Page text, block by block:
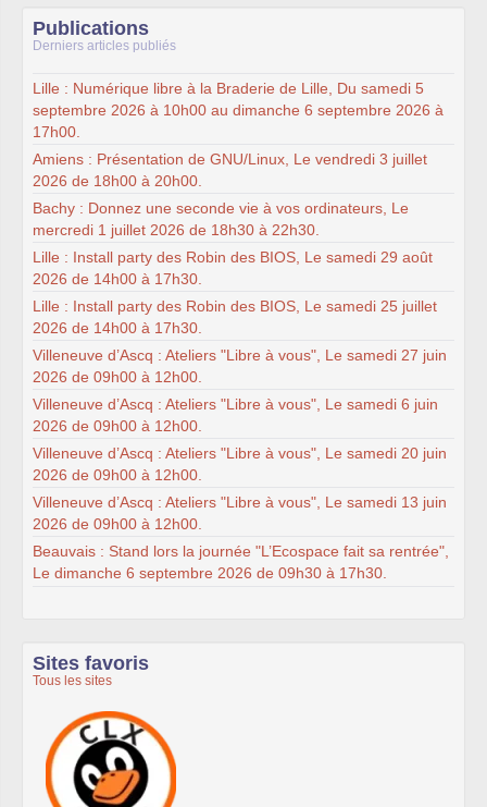
Publications
Derniers articles publiés
Lille : Numérique libre à la Braderie de Lille, Du samedi 5
septembre 2026 à 10h00 au dimanche 6 septembre 2026 à
17h00.
Amiens : Présentation de GNU/Linux, Le vendredi 3 juillet
2026 de 18h00 à 20h00.
Bachy : Donnez une seconde vie à vos ordinateurs, Le
mercredi 1 juillet 2026 de 18h30 à 22h30.
Lille : Install party des Robin des BIOS, Le samedi 29 août
2026 de 14h00 à 17h30.
Lille : Install party des Robin des BIOS, Le samedi 25 juillet
2026 de 14h00 à 17h30.
Villeneuve d’Ascq : Ateliers "Libre à vous", Le samedi 27 juin
2026 de 09h00 à 12h00.
Villeneuve d’Ascq : Ateliers "Libre à vous", Le samedi 6 juin
2026 de 09h00 à 12h00.
Villeneuve d’Ascq : Ateliers "Libre à vous", Le samedi 20 juin
2026 de 09h00 à 12h00.
Villeneuve d’Ascq : Ateliers "Libre à vous", Le samedi 13 juin
2026 de 09h00 à 12h00.
Beauvais : Stand lors la journée "L’Ecospace fait sa rentrée",
Le dimanche 6 septembre 2026 de 09h30 à 17h30.
Sites favoris
Tous les sites